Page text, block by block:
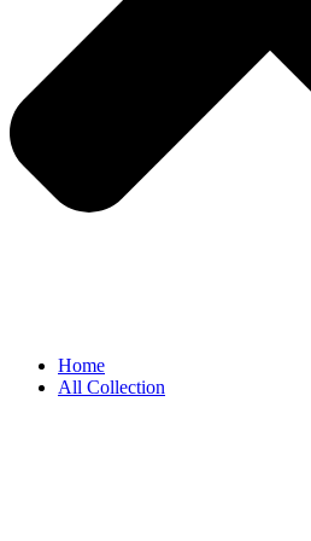
Home
All Collection